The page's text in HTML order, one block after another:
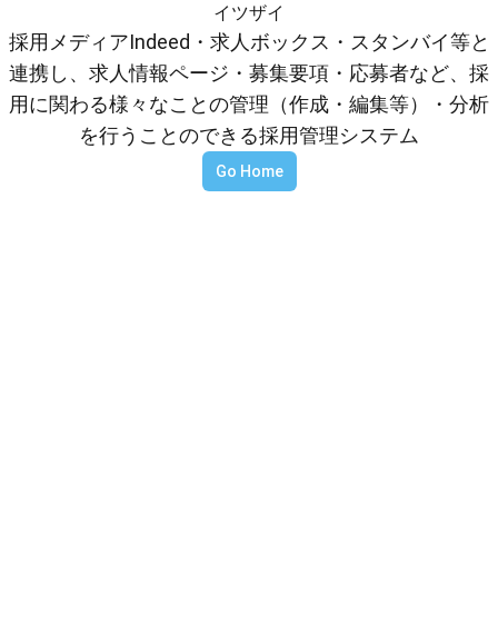
イツザイ
採用メディアIndeed・求人ボックス・スタンバイ等と
連携し、求人情報ページ・募集要項・応募者など、採
用に関わる様々なことの管理（作成・編集等）・分析
を行うことのできる採用管理システム
Go Home